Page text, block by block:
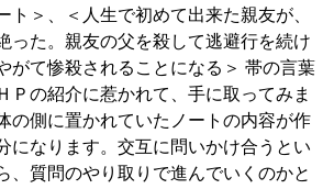
ト＞、＜人生で初めて出来た親友が、
った。親友の父を殺して逃避行を続け
がて惨殺されることになる＞ 帯の言葉
Ｐの紹介に惹かれて、手に取ってみま
の側に置かれていたノートの内容が作
になります。交互に問いかけ合うとい
、質問のやり取りで進んでいくのかと